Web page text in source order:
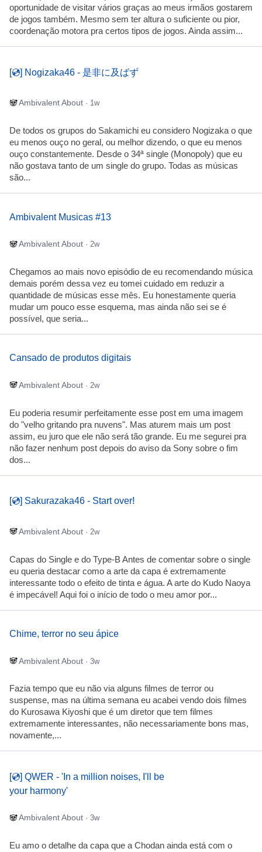
oportunidade de visitar vários graças ao meus irmãos gostarem
de jogos também. Mesmo sem ter altura o suficiente ou pior,
coordenação motora pra certos tipos de jogos. Ainda assim...
[💿] Nogizaka46 - 是非に及ばず
Ambivalent About · 1w
De todos os grupos do Sakamichi eu considero Nogizaka o que
eu menos ouço no geral, ou melhor dizendo, o que eu menos
ouço constantemente. Desde o 34ª single (Monopoly) que eu
não gostava tanto de um single do grupo. Todas as músicas
são...
Ambivalent Musicas #13
Ambivalent About · 2w
Chegamos ao mais novo episódio de eu recomendando música
demais porém dessa vez eu tomei cuidado em reduzir a
quantidade de músicas esse mês. Eu honestamente queria
mudar um pouco esse esquema, mas ainda não sei se é
possível, que seria...
Cansado de produtos digitais
Ambivalent About · 2w
Eu poderia resumir perfeitamente esse post em uma imagem
do "velho gritando pra nuvens". Mas aturem mais um post
assim, eu juro que ele não será tão grande. Eu me segurei pra
não fazer nenhum post depois do aviso da Sony sobre o fim
dos...
[💿] Sakurazaka46 - Start over!
Ambivalent About · 2w
Capas do Single e do Type-B Antes de comentar sobre o single
eu queria destacar como a arte da capa é extremamente
interessante todo o efeito de tinta e água. A arte do Kudo Naoya
é impecável! Aqui foi o início de todo o meu amor por...
Chime, terror no seu ápice
Ambivalent About · 3w
Fazia tempo que eu não via alguns filmes de terror ou
suspense, mas na última semana eu acabei vendo dois filmes
do Kurosawa Kiyoshi que é um diretor que tem filmes
extremamente interessantes, não necessariamente bons mas,
novamente,...
[💿] QWER - 'In a million noises, I'll be
your harmony'
Ambivalent About · 3w
Eu amo o detalhe da capa que a Chodan ainda está com o